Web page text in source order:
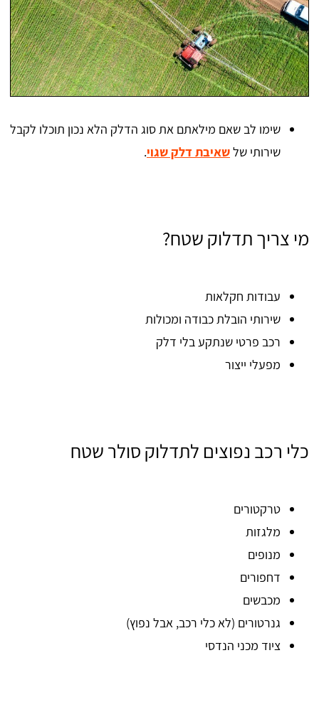
שימו לב שאם מילאתם את סוג הדלק הלא נכון תוכלו לקבל
שירותי שלשאיבת דלק שגוי.
מי צריך תדלוק שטח?
עבודות חקלאות
שירותי הובלת כבודה ומכולות
רכב פרטי שנתקע בלי דלק
מפעלי ייצור
כלי רכב נפוצים לתדלוק סולר שטח
טרקטורים
מלגזות
מנופים
דחפורים
מכבשים
גנרטורים (לא כלי רכב, אבל נפוץ)
ציוד מכני הנדסי